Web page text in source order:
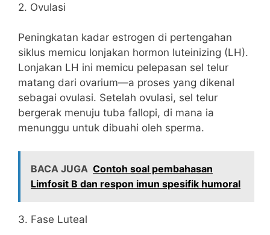
2. Ovulasi
Peningkatan kadar estrogen di pertengahan
siklus memicu lonjakan hormon luteinizing (LH).
Lonjakan LH ini memicu pelepasan sel telur
matang dari ovarium—a proses yang dikenal
sebagai ovulasi. Setelah ovulasi, sel telur
bergerak menuju tuba fallopi, di mana ia
menunggu untuk dibuahi oleh sperma.
BACA JUGA Contoh soal pembahasan
Limfosit B dan respon imun spesifik humoral
3. Fase Luteal